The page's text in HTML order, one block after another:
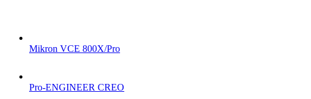
Mikron VCE 800X/Pro
Pro-ENGINEER CREO